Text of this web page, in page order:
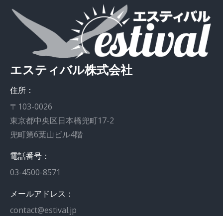
エスティバル株式会社
住所：
〒103-0026
東京都中央区日本橋兜町17-2
兜町第6葉山ビル4階
電話番号：
03-4500-8571
メールアドレス：
contact@estival.jp